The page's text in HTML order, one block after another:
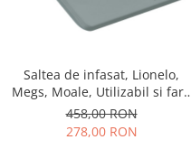
Saltea de infasat, Lionelo,
Megs, Moale, Utilizabil si fara
husa, Impermeabila, Design
ergonomic, 70x49 cm, Fara
BPA, 0 luni+, Gri
458,00 RON
278,00 RON